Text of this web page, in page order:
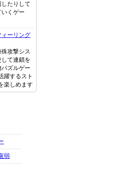
たりして
くゲー
ィーリング
攻撃シス
て連鎖を
ズルゲー
躍するスト
楽しめます
弱